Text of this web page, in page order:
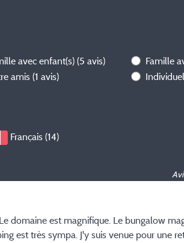
avec enfant(s)(5 avis) Famille
amis(1 avis) Individuel
Français (14)
domaine est magnifique. Le bungalow
est très sympa. J'y suis venue pour une